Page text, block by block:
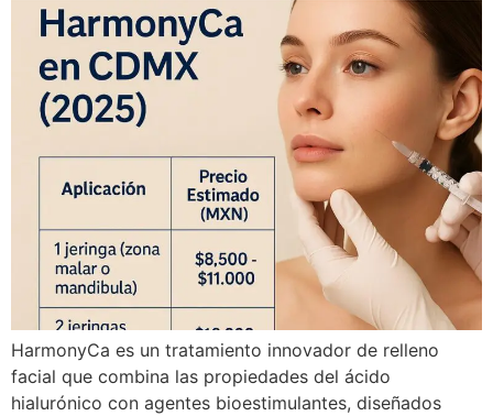
HarmonyCa es un tratamiento innovador de relleno
facial que combina las propiedades del ácido
hialurónico con agentes bioestimulantes, diseñados